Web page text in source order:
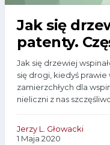
Jak się
patenty.
Jak się drzewiej
się drogi, kiedyś prawie
zamierzchłych dla
nieliczni z nas
Jerzy L. Głowacki
1 Maja 2020